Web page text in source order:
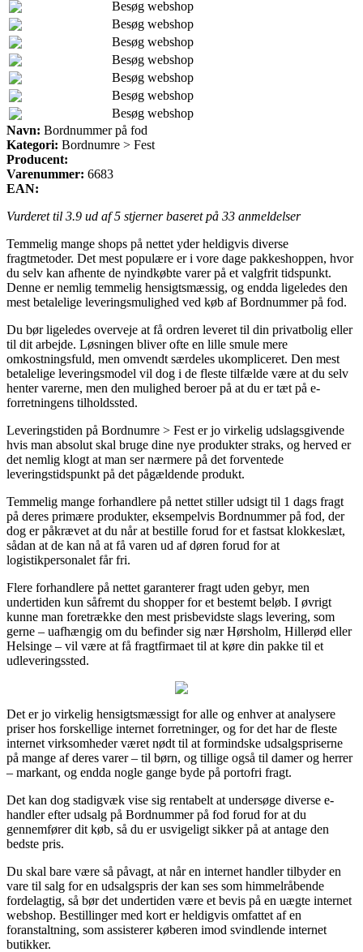
Besøg webshop
Besøg webshop
Besøg webshop
Besøg webshop
Besøg webshop
Besøg webshop
Besøg webshop
Navn: Bordnummer på fod
Kategori: Bordnumre > Fest
Producent:
Varenummer: 6683
EAN:
Vurderet til 3.9 ud af 5 stjerner baseret på 33 anmeldelser
Temmelig mange shops på nettet yder heldigvis diverse
fragtmetoder. Det mest populære er i vore dage pakkeshoppen, hvor
du selv kan afhente de nyindkøbte varer på et valgfrit tidspunkt.
Denne er nemlig temmelig hensigtsmæssig, og endda ligeledes den
mest betalelige leveringsmulighed ved køb af Bordnummer på fod.
Du bør ligeledes overveje at få ordren leveret til din privatbolig eller
til dit arbejde. Løsningen bliver ofte en lille smule mere
omkostningsfuld, men omvendt særdeles ukompliceret. Den mest
betalelige leveringsmodel vil dog i de fleste tilfælde være at du selv
henter varerne, men den mulighed beroer på at du er tæt på e-
forretningens tilholdssted.
Leveringstiden på Bordnumre > Fest er jo virkelig udslagsgivende
hvis man absolut skal bruge dine nye produkter straks, og herved er
det nemlig klogt at man ser nærmere på det forventede
leveringstidspunkt på det pågældende produkt.
Temmelig mange forhandlere på nettet stiller udsigt til 1 dags fragt
på deres primære produkter, eksempelvis Bordnummer på fod, der
dog er påkrævet at du når at bestille forud for et fastsat klokkeslæt,
sådan at de kan nå at få varen ud af døren forud for at
logistikpersonalet får fri.
Flere forhandlere på nettet garanterer fragt uden gebyr, men
undertiden kun såfremt du shopper for et bestemt beløb. I øvrigt
kunne man foretrække den mest prisbevidste slags levering, som
gerne – uafhængig om du befinder sig nær Hørsholm, Hillerød eller
Helsinge – vil være at få fragtfirmaet til at køre din pakke til et
udleveringssted.
Det er jo virkelig hensigtsmæssigt for alle og enhver at analysere
priser hos forskellige internet forretninger, og for det har de fleste
internet virksomheder været nødt til at formindske udsalgspriserne
på mange af deres varer – til børn, og tillige også til damer og herrer
– markant, og endda nogle gange byde på portofri fragt.
Det kan dog stadigvæk vise sig rentabelt at undersøge diverse e-
handler efter udsalg på Bordnummer på fod forud for at du
gennemfører dit køb, så du er usvigeligt sikker på at antage den
bedste pris.
Du skal bare være så påvagt, at når en internet handler tilbyder en
vare til salg for en udsalgspris der kan ses som himmelråbende
fordelagtig, så bør det undertiden være et bevis på en uægte internet
webshop. Bestillinger med kort er heldigvis omfattet af en
foranstaltning, som assisterer køberen imod svindlende internet
butikker.